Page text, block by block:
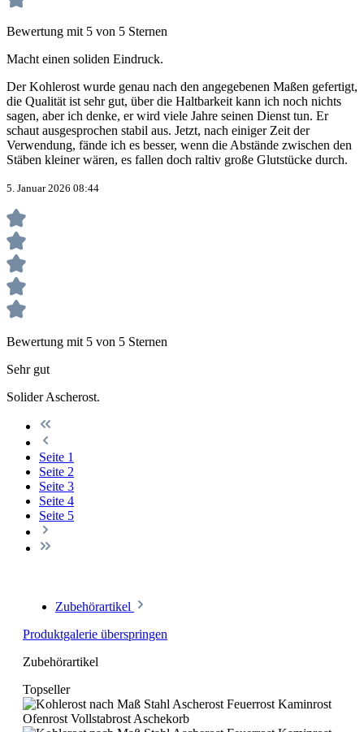
Bewertung mit 5 von 5 Sternen
Macht einen soliden Eindruck.
Der Kohlerost wurde genau nach den angegebenen Maßen gefertigt,
die Qualität ist sehr gut, über die Haltbarkeit kann ich noch nichts
sagen, aber ich denke, er wird viele Jahre seinen Dienst tun. Er
schaut ausgesprochen stabil aus. Jetzt, nach einiger Zeit der
Verwendung, fände ich es besser, wenn die Abstände zwischen den
Stäben kleiner wären, es fallen doch raltiv große Glutstücke durch.
5. Januar 2026 08:44
Bewertung mit 5 von 5 Sternen
Sehr gut
Solider Ascherost.
Seite 1
Seite 2
Seite 3
Seite 4
Seite 5
Zubehörartikel
Produktgalerie überspringen
Zubehörartikel
Topseller